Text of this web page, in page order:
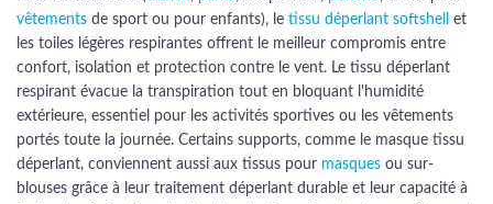
vêtements de sport ou pour enfants), le tissu déperlant softshell
et
les toiles légères respirantes offrent le meilleur compromis entre
confort, isolation et protection contre le vent. Le tissu déperlant
respirant évacue la transpiration tout en bloquant l'humidité
extérieure, essentiel pour les activités sportives ou les vêtements
portés toute la journée. Certains supports, comme le masque tissu
déperlant, conviennent aussi aux tissus pour masques ou sur-
blouses grâce à leur traitement déperlant durable et leur capacité à